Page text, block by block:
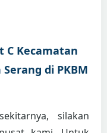
C Kecamatan
di PKBM
silakan